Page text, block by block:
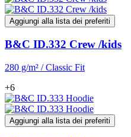
Aggiungi alla lista dei preferiti
B&C ID.332 Crew /kids
280 g/m² / Classic Fit
+6
Aggiungi alla lista dei preferiti